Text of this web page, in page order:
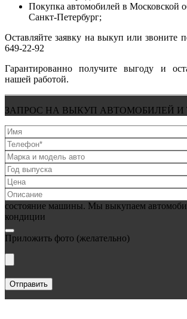
Покупка автомобилей в Московской
Санкт-Петербург;
Оставляйте заявку на выкуп или звоните
649-22-92
Гарантированно получите выгоду и
нашей работой.
ЗАПРОС НА ВЫКУП АВТОМОБИЛЕЙ И
состояние машины. Мы выкупаем
кондиции
Приложить фото (желательно)